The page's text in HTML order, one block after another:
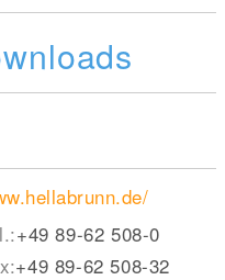
+49 89-62 508-0
+49 89-62 508-32